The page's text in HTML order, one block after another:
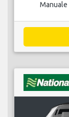
Manuale